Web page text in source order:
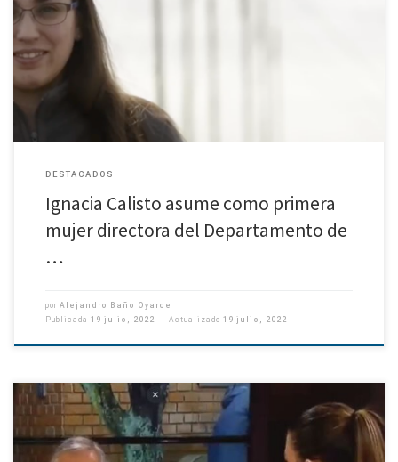
La académica e investigadora Ignacia Calisto Burgos es la primera mujer
en dirigir el Departamento de Geofísica de la Universidad de Concepción,
tras 17 años de existencia del cargo y […]
DESTACADOS
Ignacia Calisto asume como primera
mujer directora del Departamento de
…
por Alejandro Baño Oyarce
Publicada 19 julio, 2022 Actualizado 19 julio, 2022